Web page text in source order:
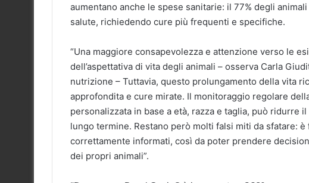
aumentano anche le spese sanitarie: il 77% degli
salute, richiedendo cure più frequenti e specifiche.
“Una maggiore consapevolezza e attenzione verso le
dell’aspettativa di vita degli animali – osserva Carla
nutrizione – Tuttavia, questo prolungamento della vita
approfondita e cure mirate. Il monitoraggio regolare
personalizzata in base a età, razza e taglia, può ridurre
lungo termine. Restano però molti falsi miti da sfatare:
correttamente informati, così da poter prendere
dei propri animali”.